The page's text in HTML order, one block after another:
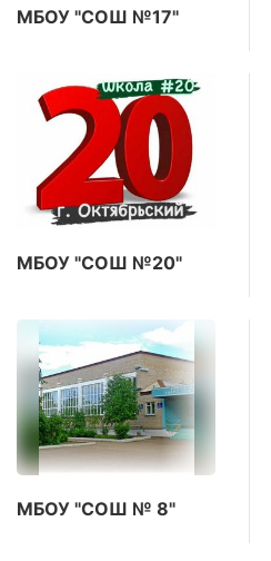
МБОУ "СОШ №17"
МБОУ "СОШ №20"
МБОУ "СОШ № 8"